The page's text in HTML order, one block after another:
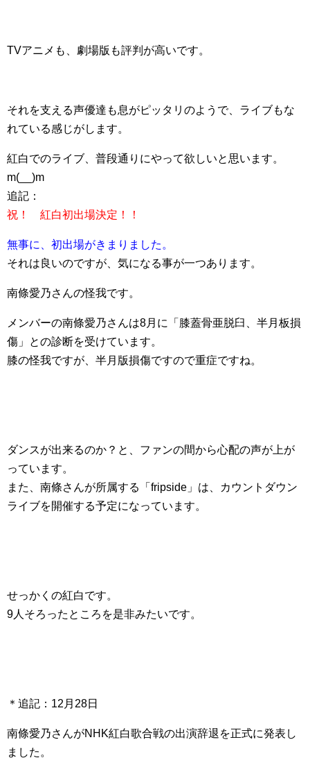
TVアニメも、劇場版も評判が高いです。
それを支える声優達も息がピッタリのようで、ライブもな
れている感じがします。
紅白でのライブ、普段通りにやって欲しいと思います。
m(__)m
追記：
祝！ 紅白初出場決定！！
無事に、初出場がきまりました。
それは良いのですが、気になる事が一つあります。
南條愛乃さんの怪我です。
メンバーの南條愛乃さんは8月に「膝蓋骨亜脱臼、半月板損
傷」との診断を受けています。
膝の怪我ですが、半月版損傷ですので重症ですね。
ダンスが出来るのか？と、ファンの間から心配の声が上が
っています。
また、南條さんが所属する「fripside」は、カウントダウン
ライブを開催する予定になっています。
せっかくの紅白です。
9人そろったところを是非みたいです。
＊追記：12月28日
南條愛乃さんがNHK紅白歌合戦の出演辞退を正式に発表し
ました。